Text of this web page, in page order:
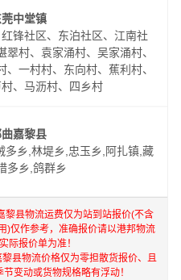
莞中堂镇
锋社区、东泊社区、江南社
翠村、袁家涌村、吴家涌村、
一村村、东向村、蕉利村、
、马沥村、四乡村
嘉黎县
多乡,林堤乡,忠玉乡,阿扎镇,藏
多乡,鸽群乡
黎县物流运费仅为站到站报价(不含
)仅作参考，准确报价请以港邦物流
际报价单为准！
县物流价格仅为零担散货报价、且
变动或货物规格略有浮动！